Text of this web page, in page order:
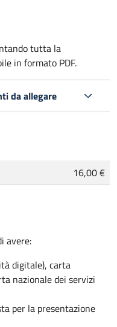
tutta la
in formato PDF.
da allegare
16,00 €
avere:
digitale), carta
nazionale dei servizi
per la presentazione